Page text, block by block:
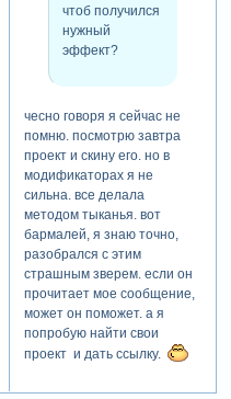
чтоб получился
нужный
эффект?
чесно говоря я сейчас не
помню. посмотрю завтра
проект и скину его. но в
модификаторах я не
сильна. все делала
методом тыканья. вот
бармалей, я знаю точно,
разобрался с этим
страшным зверем. если он
прочитает мое сообщение,
может он поможет. а я
попробую найти свои
проект и дать ссылку.